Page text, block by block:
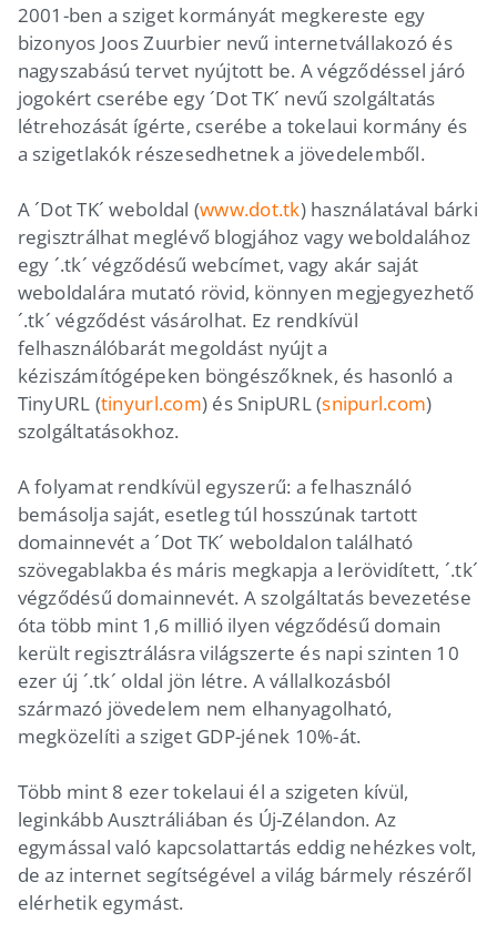
2001-ben a sziget kormányát megkereste egy
bizonyos Joos Zuurbier nevű internetvállakozó és
nagyszabású tervet nyújtott be. A végződéssel járó
jogokért cserébe egy ´Dot TK´ nevű szolgáltatás
létrehozását ígérte, cserébe a tokelaui kormány és
a szigetlakók részesedhetnek a jövedelemből.
A ´Dot TK´ weboldal (www.dot.tk) használatával bárki
regisztrálhat meglévő blogjához vagy weboldalához
egy ´.tk´ végződésű webcímet, vagy akár saját
weboldalára mutató rövid, könnyen megjegyezhető
´.tk´ végződést vásárolhat. Ez rendkívül
felhasználóbarát megoldást nyújt a
kéziszámítógépeken böngészőknek, és hasonló a
TinyURL (tinyurl.com) és SnipURL (snipurl.com)
szolgáltatásokhoz.
A folyamat rendkívül egyszerű: a felhasználó
bemásolja saját, esetleg túl hosszúnak tartott
domainnevét a ´Dot TK´ weboldalon található
szövegablakba és máris megkapja a lerövidített, ´.tk´
végződésű domainnevét. A szolgáltatás bevezetése
óta több mint 1,6 millió ilyen végződésű domain
került regisztrálásra világszerte és napi szinten 10
ezer új ´.tk´ oldal jön létre. A vállalkozásból
származó jövedelem nem elhanyagolható,
megközelíti a sziget GDP-jének 10%-át.
Több mint 8 ezer tokelaui él a szigeten kívül,
leginkább Ausztráliában és Új-Zélandon. Az
egymással való kapcsolattartás eddig nehézkes volt,
de az internet segítségével a világ bármely részéről
elérhetik egymást.